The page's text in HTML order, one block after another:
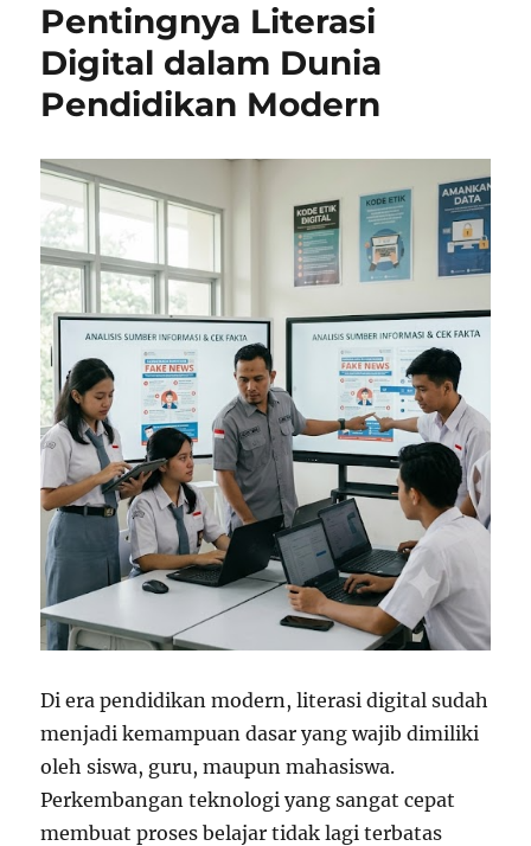
Pentingnya Literasi
Digital dalam Dunia
Pendidikan Modern
Di era pendidikan modern, literasi digital sudah
menjadi kemampuan dasar yang wajib dimiliki
oleh siswa, guru, maupun mahasiswa.
Perkembangan teknologi yang sangat cepat
membuat proses belajar tidak lagi terbatas